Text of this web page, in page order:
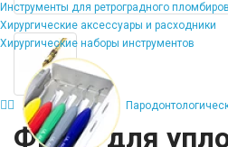
Инструменты для ретроградного
Хирургические аксессуары и расходники
Хирургические наборы инструментов
Фреза для